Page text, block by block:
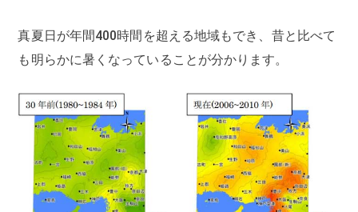
真夏日が年間400時間を超える地域もでき、昔と比べて
も明らかに暑くなっていることが分かります。